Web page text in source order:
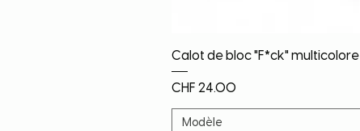
Quick View
Calot de bloc "F*ck" multicolore
Price
CHF 24.00
Modèle